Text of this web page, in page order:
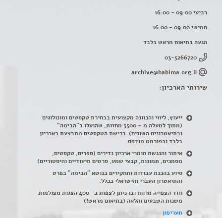
רביעי 09:00 - 16:00
חמישי 09:00 - 16:00
הגעה בתיאום מראש בלבד
03-5266720
archive@habima.org.il
שירותי הארכיון:
ייעוץ, ליווי והכוונה מקצועית בבחירת טקסטים ומונולוגים
(מתוך למעלה מ – 3500 מחזות, שהועלו ב"הבימה"
ובתיאטרונים השונים). רכישת הטקסטים מתבצעת בארכיון
בלבד ובפורמט מודפס.
איתור והנגשת חומרי ארכיון נדירים (ספרים, טקסטים,
מסמכים, תמונות, קבצי שמע, סרטים תיעודיים והיסטוריים)
סיוע בהכנת עבודות ותחקירים בנושא "הבימה" בפרט
והתיאטרון העברי והישראלי בכלל.
חדר הצפייה מרווח ובו ניתן לצפות ב- 400 הצגות מצולמות
משנות השבעים והלאה (בתיאום מראש!)
תעריפון